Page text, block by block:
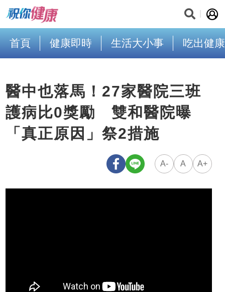
首頁 健康即時 生活大小事 吃出健康
醫中也落馬！27家醫院三班
護病比0獎勵 雙和醫院曝
「真正原因」祭2措施
A- A A+